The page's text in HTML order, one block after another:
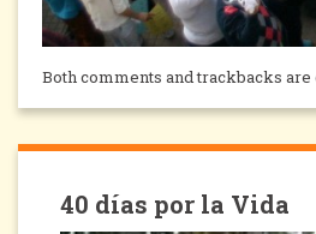
Both comments and trackbacks
40 días por la Vida